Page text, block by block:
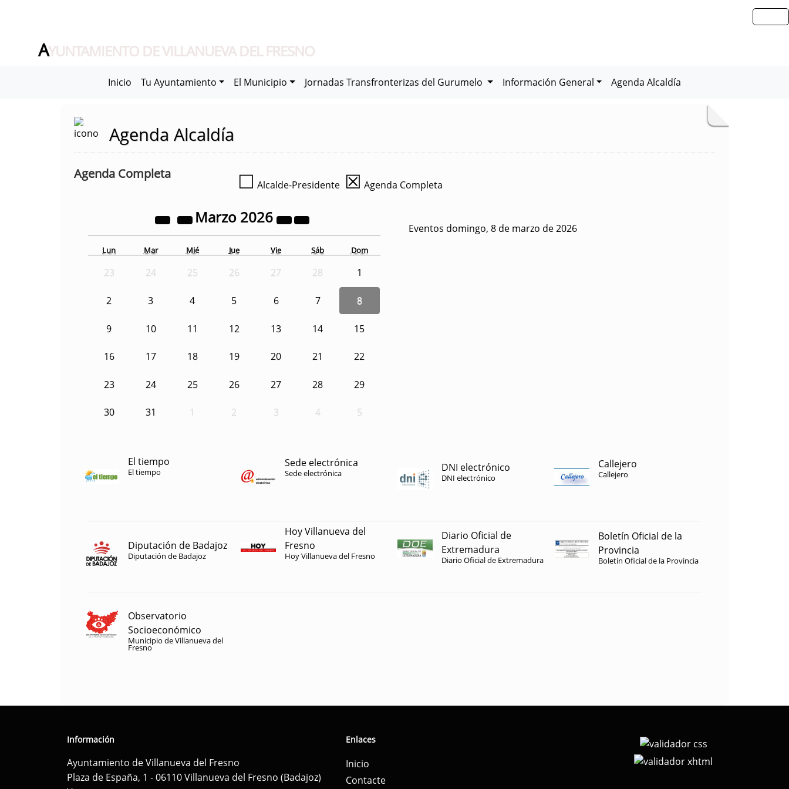
AYUNTAMIENTO DE VILLANUEVA DEL FRESNO
Inicio Tu Ayuntamiento El Municipio Jornadas Transfronterizas del Gurumelo Información General Agenda Alcaldía
Agenda Alcaldía
Agenda Completa ☐ Alcalde-Presidente ☒ Agenda Completa
Marzo 2026
Lun Mar Mié Jue Vie Sáb Dom
23 24 25 26 27 28 1
2 3 4 5 6 7 8
9 10 11 12 13 14 15
16 17 18 19 20 21 22
23 24 25 26 27 28 29
30 31 1 2 3 4 5
Eventos domingo, 8 de marzo de 2026
El tiempo
El tiempo
Sede electrónica
Sede electrónica DNI electrónico
DNI electrónico
Callejero
Callejero
Diputación de Badajoz
Diputación de Badajoz
Hoy Villanueva del
Fresno
Hoy Villanueva del Fresno
Diario Oficial de
Extremadura
Diario Oficial de Extremadura
Boletín Oficial de la
Provincia
Boletín Oficial de la Provincia
Observatorio
Socioeconómico
Municipio de Villanueva del
Fresno
Información
Ayuntamiento de Villanueva del Fresno
Plaza de España, 1 - 06110 Villanueva del Fresno (Badajoz)
Enlaces
Inicio
Contacte